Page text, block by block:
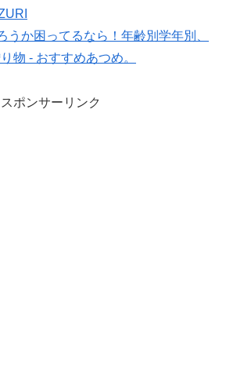
うか困ってるなら！年齢別学年別、
物 - おすすめあつめ。
スポンサーリンク